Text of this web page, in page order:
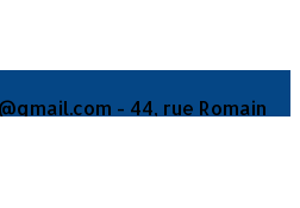
- 44, rue Romain